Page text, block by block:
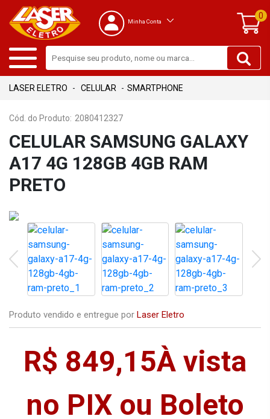
Minha Conta
0
CELULAR SMARTPHONE
Cód. do Produto: 2080412327
CELULAR SAMSUNG GALAXY
A17 4G 128GB 4GB RAM
PRETO
Produto vendido e entregue por Laser Eletro
R$ 849,15À vista
no PIX ou Boleto